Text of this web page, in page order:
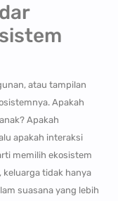
atau tampilan
Apakah
Apakah
apakah interaksi
memilih ekosistem
keluarga tidak hanya
suasana yang lebih